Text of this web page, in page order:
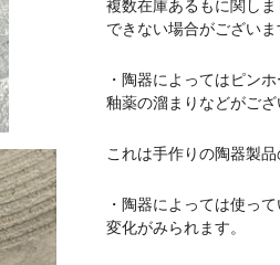
複数在庫あるもに関し
できない場合がござい
・陶器によってはピン
釉薬の溜まりなどがござ
これは手作りの陶器製
・陶器によっては使っ
変化がみられます。